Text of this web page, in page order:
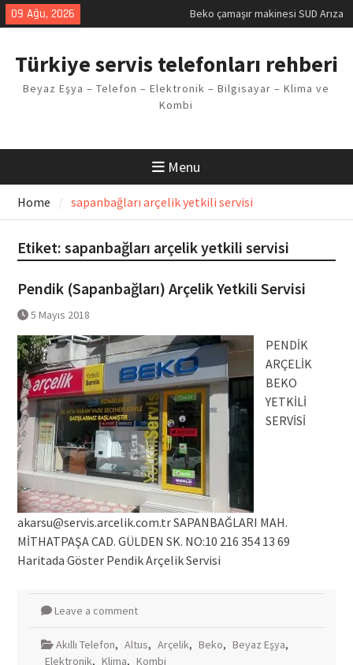
Skip
to
09 Ağu, 2026
Beko çamaşır makinesi SUD Arıza
Kodu
Kodu
Arızası Çözümü
E02 Arıza Kodu Regal kombi
Viessmann kombi F3 Hatası
Çözüm Yöntemleri
Türkiye servis telefonları rehberi
Beyaz Eşya – Telefon – Elektronik – Bilgisayar – Klima ve
Kombi
Menu
Home sapanbağları arçelik yetkili servisi
Etiket: sapanbağları arçelik yetkili servisi
Pendik (Sapanbağları) Arçelik Yetkili Servisi
5 Mayıs 2018
PENDİK
ARÇELİK
BEKO
YETKİLİ
SERVİSİ
akarsu@servis.arcelik.com.trSAPANBAĞLARI MAH.
MİTHATPAŞA CAD. GÜLDEN SK. NO:10 216 354 13 69
Haritada Göster Pendik Arçelik Servisi
Leave a comment
Akıllı Telefon, Altus, Arçelik, Beko, Beyaz Eşya,
Elektronik, Klima, Kombi